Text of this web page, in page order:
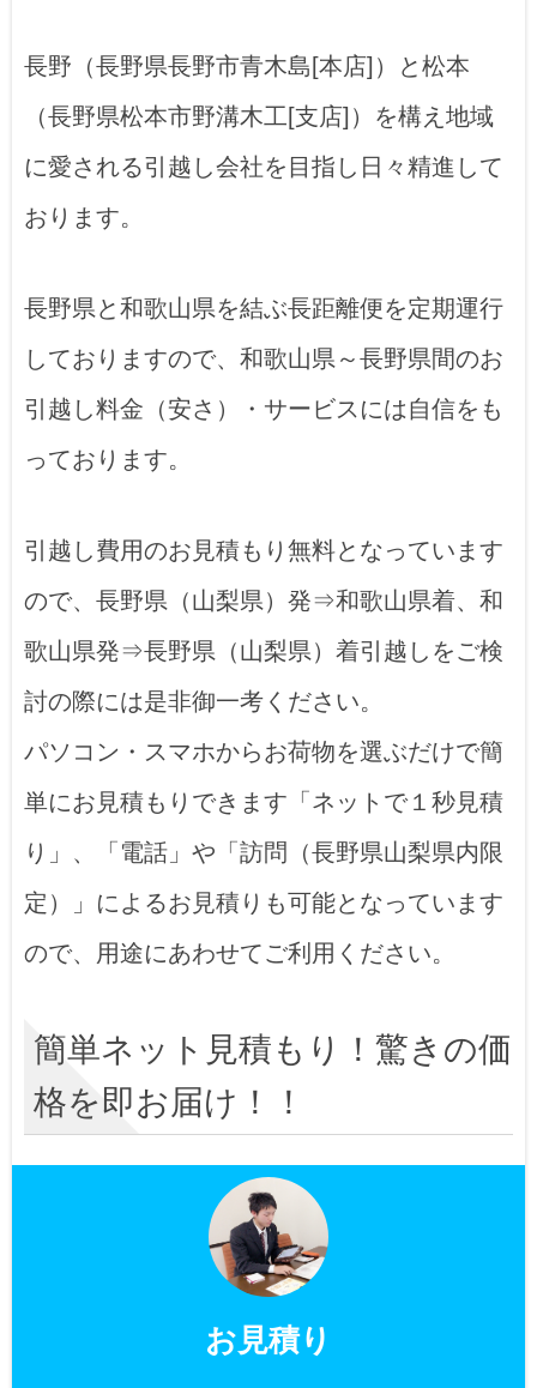
長野（長野県長野市青木島[本店]）と松本
（長野県松本市野溝木工[支店]）を構え地域
に愛される引越し会社を目指し日々精進して
おります。
長野県と和歌山県を結ぶ長距離便を定期運行
しておりますので、和歌山県～長野県間のお
引越し料金（安さ）・サービスには自信をも
っております。
引越し費用のお見積もり無料となっています
ので、長野県（山梨県）発⇒和歌山県着、和
歌山県発⇒長野県（山梨県）着引越しをご検
討の際には是非御一考ください。
パソコン・スマホからお荷物を選ぶだけで簡
単にお見積もりできます「ネットで１秒見積
り」、「電話」や「訪問（長野県山梨県内限
定）」によるお見積りも可能となっています
ので、用途にあわせてご利用ください。
簡単ネット見積もり！驚きの価
格を即お届け！！
お見積り